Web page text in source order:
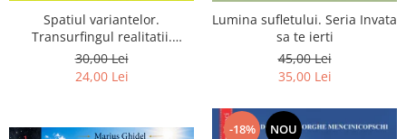
Spatiul variantelor.
Transurfingul realitatii.
Gradul 1. Cum sa ne
dezvoltam intuitia si sa ne
30,00 Lei
24,00 Lei
Lumina sufletului. Seria Invata
sa te ierti
45,00 Lei
35,00 Lei
-18% NOU